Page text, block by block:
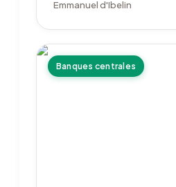
deux leurs paris sur un
Emmanuel d'Ibelin
Banques centrales